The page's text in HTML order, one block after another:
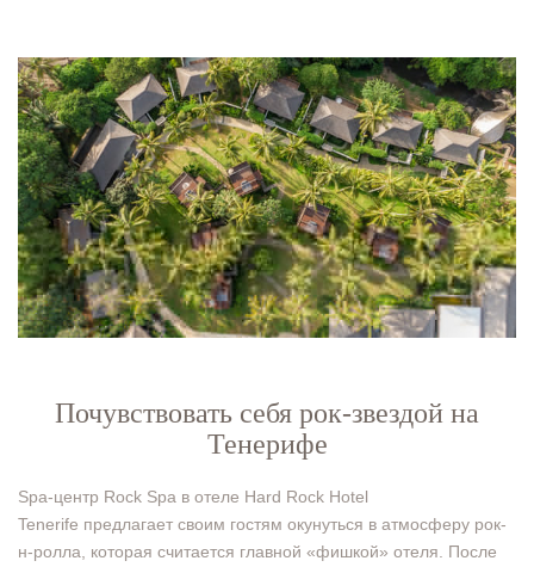
Почувствовать себя рок-звездой на
Тенерифе
Spa-центр Rock Spa в отеле Hard Rock Hotel
Tenerife предлагает своим гостям окунуться в атмосферу рок-
н-ролла, которая считается главной «фишкой» отеля. После